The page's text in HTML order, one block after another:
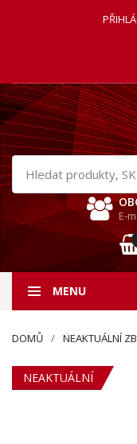
Hledat
produkty
E-
MENU
DOMŮ NEAKTUÁLNÍ
NEAKTUÁLNÍ